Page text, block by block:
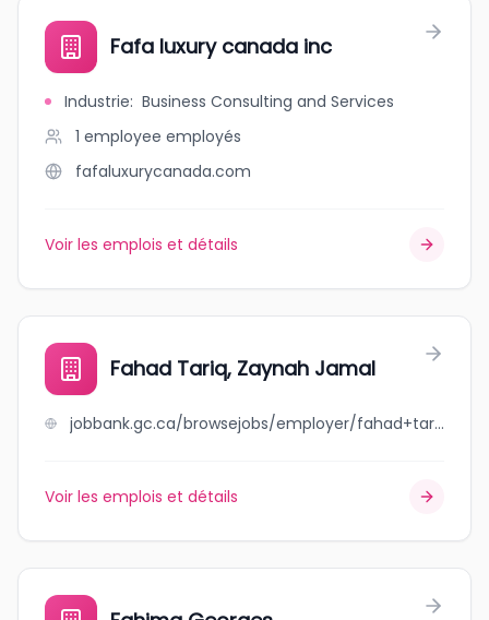
Fafa luxury canada inc
Industrie: Business Consulting and Services
1 employee employés
fafaluxurycanada.com
Voir les emplois et détails
Fahad Tariq, Zaynah Jamal
jobbank.gc.ca/browsejobs/employer/fahad+tariq%2C+zaynah+jamal/ca
Voir les emplois et détails